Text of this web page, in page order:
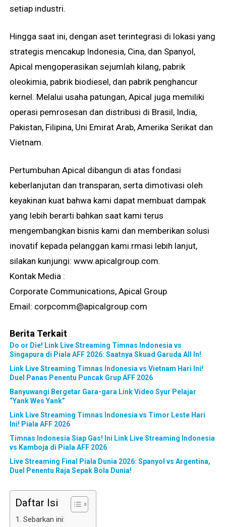
setiap industri.
Hingga saat ini, dengan aset terintegrasi di lokasi yang
strategis mencakup Indonesia, Cina, dan Spanyol,
Apical mengoperasikan sejumlah kilang, pabrik
oleokimia, pabrik biodiesel, dan pabrik penghancur
kernel. Melalui usaha patungan, Apical juga memiliki
operasi pemrosesan dan distribusi di Brasil, India,
Pakistan, Filipina, Uni Emirat Arab, Amerika Serikat dan
Vietnam.
Pertumbuhan Apical dibangun di atas fondasi
keberlanjutan dan transparan, serta dimotivasi oleh
keyakinan kuat bahwa kami dapat membuat dampak
yang lebih berarti bahkan saat kami terus
mengembangkan bisnis kami dan memberikan solusi
inovatif kepada pelanggan kami.rmasi lebih lanjut,
silakan kunjungi: www.apicalgroup.com.
Kontak Media :
Corporate Communications, Apical Group
Email: corpcomm@apicalgroup.com
Berita Terkait
Do or Die! Link Live Streaming Timnas Indonesia vs
Singapura di Piala AFF 2026: Saatnya Skuad Garuda All In!
Link Live Streaming Timnas Indonesia vs Vietnam Hari Ini!
Duel Panas Penentu Puncak Grup AFF 2026
Banyuwangi Bergetar Gara-gara Link Video Syur Pelajar
“Yank Wes Yank”
Link Live Streaming Timnas Indonesia vs Timor Leste Hari
Ini! Piala AFF 2026
Timnas Indonesia Siap Gas! Ini Link Live Streaming Indonesia
vs Kamboja di Piala AFF 2026
Live Streaming Final Piala Dunia 2026: Spanyol vs Argentina,
Duel Penentu Raja Sepak Bola Dunia!
Daftar Isi
Sebarkan ini: